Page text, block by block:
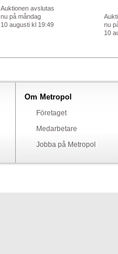
Auktionen avslutas
nu på måndag
10 augusti kl 19:49
nu
10
Om Metropol
Företaget
Medarbetare
Jobba på Metropol